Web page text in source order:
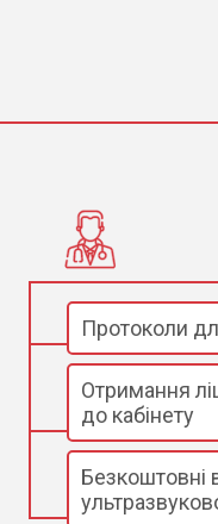
Протоколи
Отримання
до кабінету
Безкоштовні